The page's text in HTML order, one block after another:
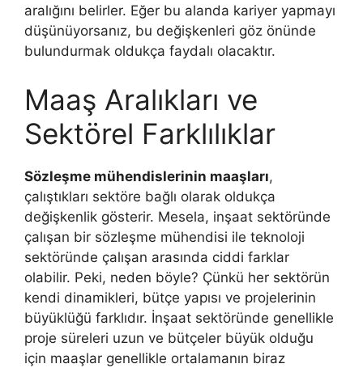
aralığını belirler. Eğer bu alanda kariyer yapmayı
düşünüyorsanız, bu değişkenleri göz önünde
bulundurmak oldukça faydalı olacaktır.
Maaş Aralıkları ve
Sektörel Farklılıklar
Sözleşme mühendislerinin maaşları,
çalıştıkları sektöre bağlı olarak oldukça
değişkenlik gösterir. Mesela, inşaat sektöründe
çalışan bir sözleşme mühendisi ile teknoloji
sektöründe çalışan arasında ciddi farklar
olabilir. Peki, neden böyle? Çünkü her sektörün
kendi dinamikleri, bütçe yapısı ve projelerinin
büyüklüğü farklıdır. İnşaat sektöründe genellikle
proje süreleri uzun ve bütçeler büyük olduğu
için maaşlar genellikle ortalamanın biraz